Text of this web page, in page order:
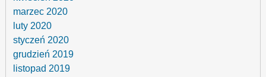
marzec 2020
luty 2020
styczeń 2020
grudzień 2019
listopad 2019